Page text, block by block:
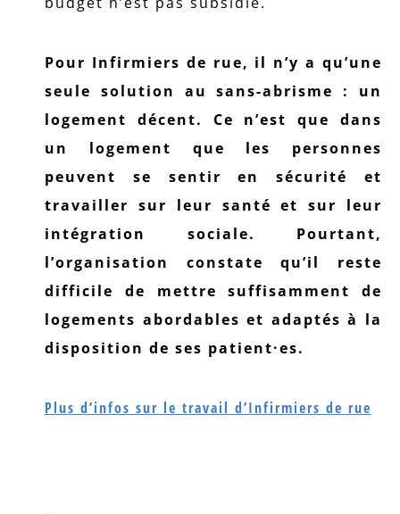
Pour Infirmiers de rue, il n’y a qu’une
seule solution au sans-abrisme : un
logement décent. Ce n’est que dans
un logement que les personnes
peuvent se sentir en sécurité et
travailler sur leur santé et sur leur
intégration sociale. Pourtant,
l’organisation constate qu’il reste
difficile de mettre suffisamment de
logements abordables et adaptés à la
disposition de ses patient·es.
Plus d’infos sur le travail d’Infirmiers de rue